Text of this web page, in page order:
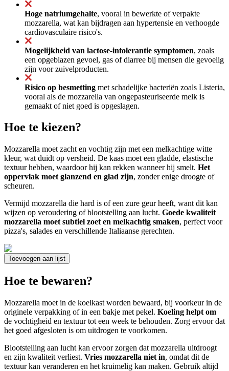
Hoge natriumgehalte, vooral in bewerkte of verpakte
mozzarella, wat kan bijdragen aan hypertensie en verhoogde
cardiovasculaire risico's.
Mogelijkheid van lactose-intolerantie symptomen, zoals
een opgeblazen gevoel, gas of diarree bij mensen die gevoelig
zijn voor zuivelproducten.
Risico op besmetting met schadelijke bacteriën zoals Listeria,
vooral als de mozzarella van ongepasteuriseerde melk is
gemaakt of niet goed is opgeslagen.
Hoe te kiezen?
Mozzarella moet zacht en vochtig zijn met een melkachtige witte
kleur, wat duidt op versheid. De kaas moet een gladde, elastische
textuur hebben, waardoor hij kan rekken wanneer hij smelt. Het
oppervlak moet glanzend en glad zijn, zonder enige droogte of
scheuren.
Vermijd mozzarella die hard is of een zure geur heeft, want dit kan
wijzen op veroudering of blootstelling aan lucht. Goede kwaliteit
mozzarella moet subtiel zoet en melkachtig smaken, perfect voor
pizza's, salades en verschillende Italiaanse gerechten.
Toevoegen aan lijst
Hoe te bewaren?
Mozzarella moet in de koelkast worden bewaard, bij voorkeur in de
originele verpakking of in een bakje met pekel. Koeling helpt om
de vochtigheid en textuur tot een week te behouden. Zorg ervoor dat
het goed afgesloten is om uitdrogen te voorkomen.
Blootstelling aan lucht kan ervoor zorgen dat mozzarella uitdroogt
en zijn kwaliteit verliest. Vries mozzarella niet in, omdat dit de
textuur kan veranderen en het kruimelig kan maken. Gebruik altijd